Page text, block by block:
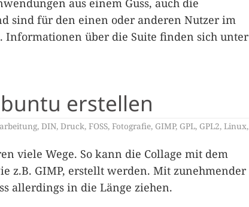
aus einem Guss, auch die
sind für den einen oder anderen Nutzer im
über die Suite finden sich unter
erstellen
, DIN, Druck, FOSS, Fotografie, GIMP, GPL, GPL2, Linux,
viele Wege. So kann die Collage mit dem
z.B. GIMP, erstellt werden. Mit zunehmender
allerdings in die Länge ziehen.